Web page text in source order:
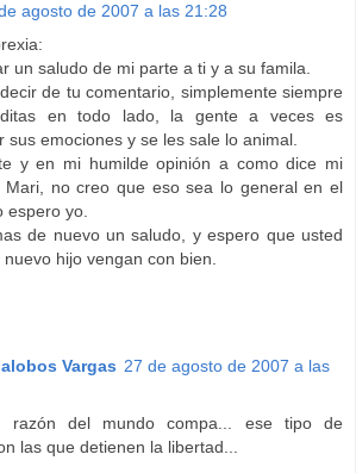
agosto de 2007 a las 21:28
un saludo de mi parte a ti y a su famila.
de tu comentario, simplemente siempre
en todo lado, la gente a veces es
sus emociones y se les sale lo animal.
y en mi humilde opinión a como dice mi
Mari, no creo que eso sea lo general en el
espero yo.
de nuevo un saludo, y espero que usted
hijo vengan con bien.
Vargas 27 de agosto de 2007 a las
razón del mundo compa... ese tipo de
las que detienen la libertad...